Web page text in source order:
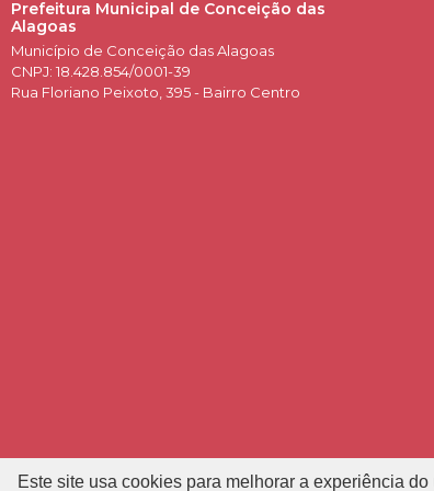
Prefeitura Municipal de Conceição das
Alagoas
Município de Conceição das Alagoas
CNPJ: 18.428.854/0001-39
Rua Floriano Peixoto, 395 - Bairro Centro
Este site usa cookies para melhorar a experiência